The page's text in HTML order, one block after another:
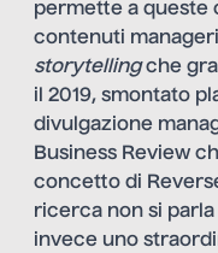
permette a queste
contenuti
storytellingche
il 2019, smontato
divulgazione
Business Review
concetto di
ricerca non si
invece uno